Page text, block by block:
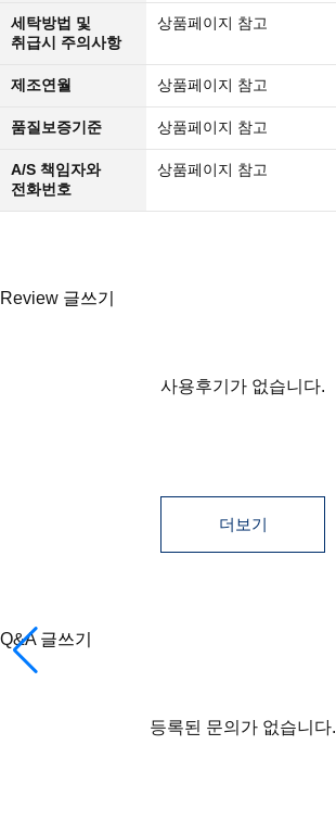
세탁방법 및
취급시 주의사항
상품페이지 참고
제조연월 상품페이지 참고
품질보증기준 상품페이지 참고
A/S 책임자와
전화번호
상품페이지 참고
Review 글쓰기
사용후기가 없습니다.
더보기
Q&A 글쓰기
등록된 상품문의
등록된 문의가 없습니다.